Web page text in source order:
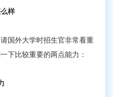
样
国外大学时招生官非常看重
下比较重要的两点能力：